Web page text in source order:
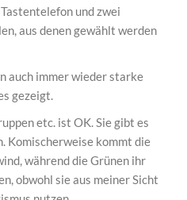
und zwei
aus denen gewählt werden
auch immer wieder starke
gezeigt.
etc. ist OK. Sie gibt es
Komischerweise kommt die
während die Grünen ihr
obwohl sie aus meiner Sicht